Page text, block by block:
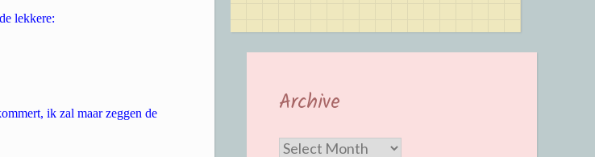
lekkere:
ik zal maar zeggen de
Archive
Archive